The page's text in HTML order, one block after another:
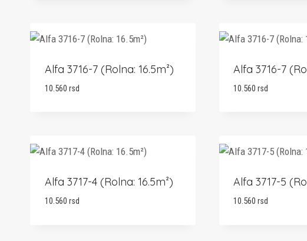
Alfa 3716-7 (Rolna: 16.5m²)
10.560 rsd
Alfa 3716-7
10.560 rsd
Alfa 3717-4 (Rolna: 16.5m²)
10.560 rsd
Alfa 3717-5
10.560 rsd